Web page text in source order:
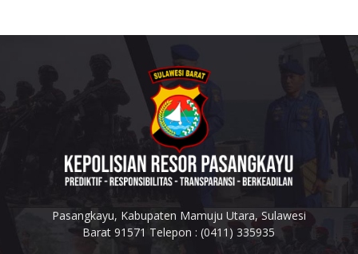
Pasangkayu, Kabupaten Mamuju Utara, Sulawesi
Barat 91571 Telepon : (0411) 335935